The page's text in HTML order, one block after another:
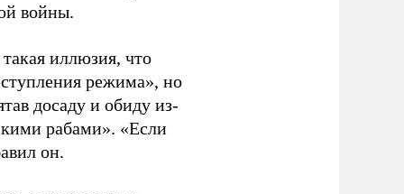
войны.
иллюзия, что
режима», но
досаду и обиду из-
рабами». «Если
он.